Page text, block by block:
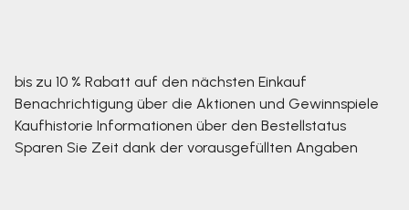
bis zu 10 % Rabatt auf den nächsten Einkauf
Benachrichtigung über die Aktionen und Gewinnspiele
Kaufhistorie Informationen über den Bestellstatus
Sparen Sie Zeit dank der vorausgefüllten Angaben